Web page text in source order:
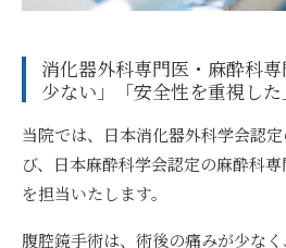
消化器外科専門医・麻酔科
少ない」「安全性を重視し
当院では、日本消化器外科学会認
び、日本麻酔科学会認定の麻酔科
を担当いたします。
腹腔鏡手術は、術後の痛みが少な